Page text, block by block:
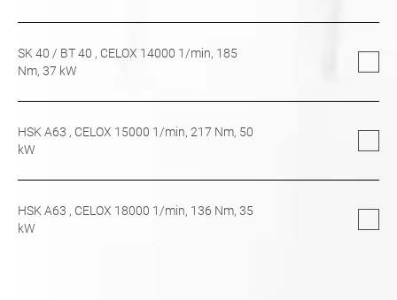
SK 40 / BT 40 , CELOX 14000 1/min, 185
Nm, 37 kW
HSK A63 , CELOX 15000 1/min, 217 Nm, 50
kW
HSK A63 , CELOX 18000 1/min, 136 Nm, 35
kW